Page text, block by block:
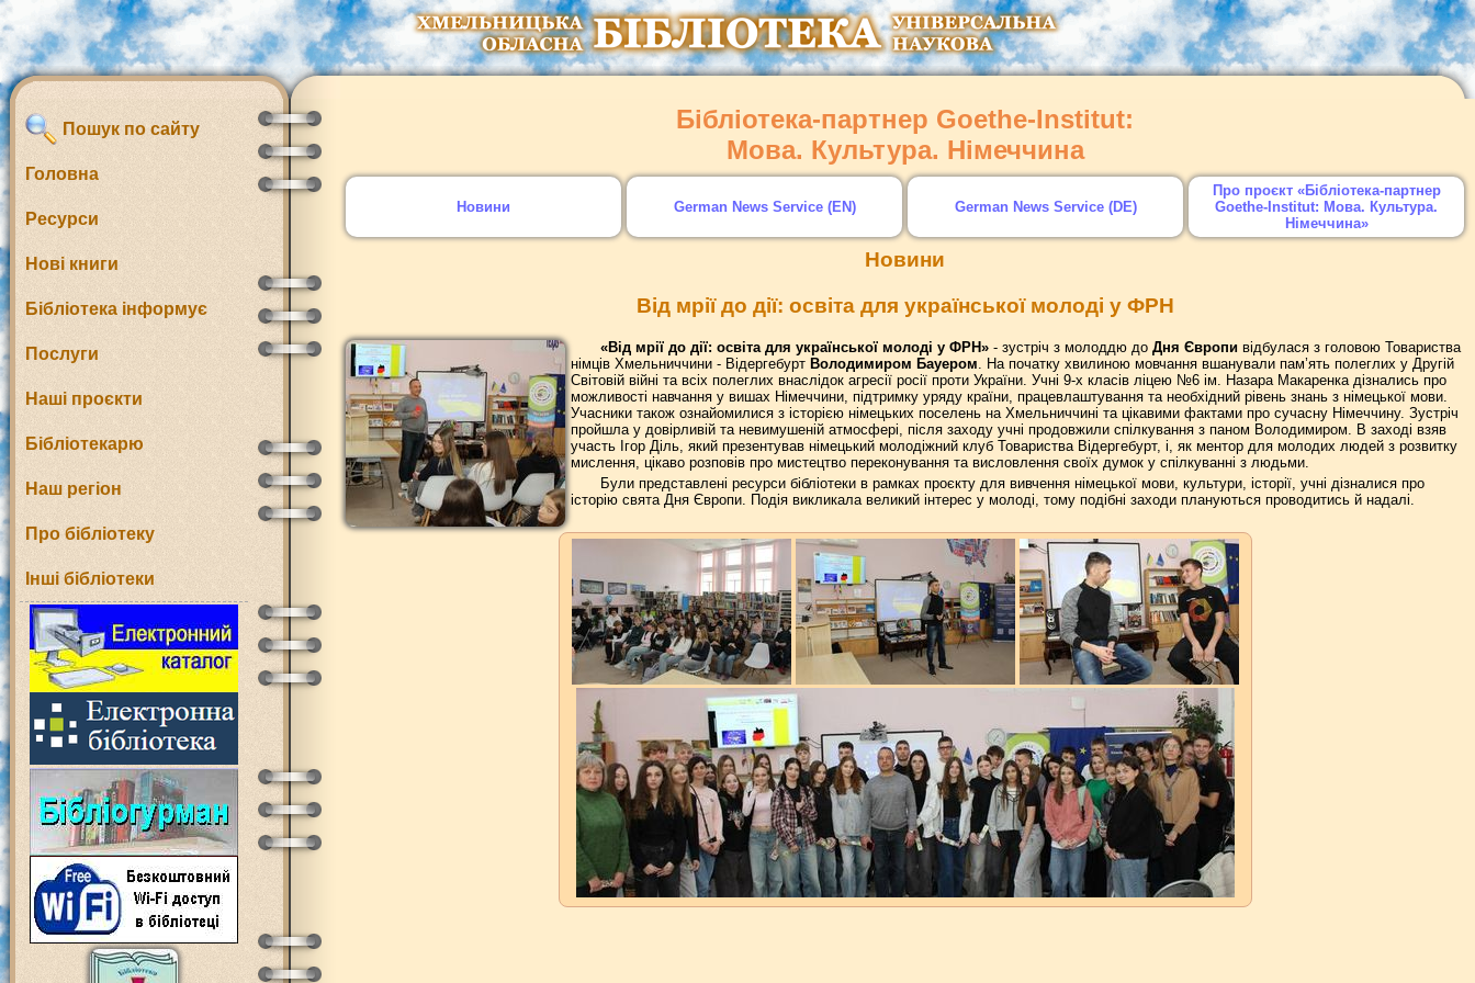
Пошук по сайту
Головна
Ресурси
Нові книги
Бібліотека інформує
Послуги
Наші проєкти
Бібліотекарю
Наш регіон
Про бібліотеку
Інші бібліотеки
Бібліотека-партнер Goethe-Institut:
Мова. Культура. Німеччина
Новини German News Service (EN) German News Service (DE)
Про проєкт «Бібліотека-партнер
Goethe-Institut: Мова. Культура.
Німеччина»
Новини
Від мрії до дії: освіта для української молоді у ФРН
«Від мрії до дії: освіта для української молоді у ФРН»- зустріч з молоддю до Дня Європивідбулася з головою Товариства
німців Хмельниччини - Відергебурт Володимиром Бауером. На початку хвилиною мовчання вшанували пам’ять полеглих у Другій
Світовій війні та всіх полеглих внаслідок агресії росії проти України. Учні 9-х класів ліцею №6 ім. Назара Макаренка дізнались про
можливості навчання у вишах Німеччини, підтримку уряду країни, працевлаштування та необхідний рівень знань з німецької мови.
Учасники також ознайомилися з історією німецьких поселень на Хмельниччині та цікавими фактами про сучасну Німеччину. Зустріч
пройшла у довірливій та невимушеній атмосфері, після заходу учні продовжили спілкування з паном Володимиром. В заході взяв
участь Ігор Діль, який презентував німецький молодіжний клуб Товариства Відергебурт, і, як ментор для молодих людей з розвитку
мислення, цікаво розповів про мистецтво переконування та висловлення своїх думок у спілкуванні з людьми.
Були представлені ресурси бібліотеки в рамках проєкту для вивчення німецької мови, культури, історії, учні дізналися про
історію свята Дня Європи. Подія викликала великий інтерес у молоді, тому подібні заходи плануються проводитись й надалі.